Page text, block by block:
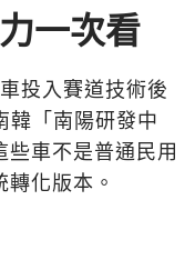
一次看
投入賽道技術後
韓「南陽研發中
些車不是普通民用
化版本。